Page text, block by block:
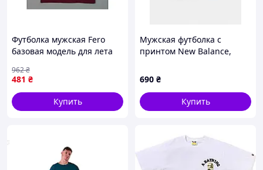
Футболка мужская Fero
базовая модель для лета
комфортная и эластичная
481 ₴
962₴
Купить
Мужская футболка с
принтом New Balance,
690 ₴
Купить